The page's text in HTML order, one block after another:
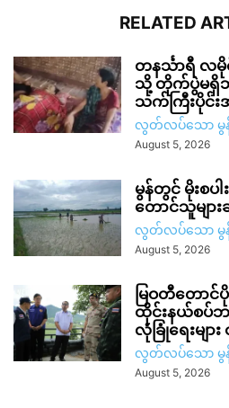
RELATED
တနင်္သာရီ လမို
သို့ တိုက်ပွဲမရှိဘဲ
သက်ကြီးပိုင်း
လွတ်လပ်သော မွ
August 5, 2026
မွန်တွင် မိုးစ
တောင်သူများ
လွတ်လပ်သော မွ
August 5, 2026
မြဝတီတောင်
ထိုင်းနယ်စပ်ဘ
လုံခြုံရေးမျာ
လွတ်လပ်သော မွ
August 5, 2026